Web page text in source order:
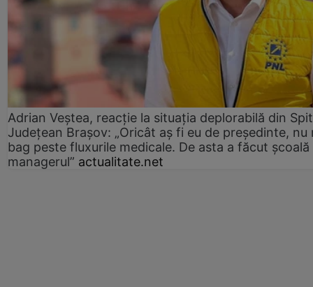
Adrian Veștea, reacție la situația deplorabilă din
Județean Brașov: „Oricât aș fi eu de președinte, nu
bag peste fluxurile medicale. De asta a făcut școală
managerul” actualitate.net